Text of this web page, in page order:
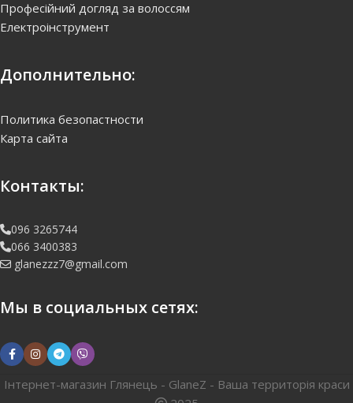
Професійний догляд за волоссям
Електроінструмент
Дополнительно:
Политика безопастности
Карта сайта
Контакты:
096 3265744
066 3400383
glanezzz7@gmail.com
Мы в социальных сетях:
Інтернет-магазин Глянець - GlaneZ - Ваша территорія краси